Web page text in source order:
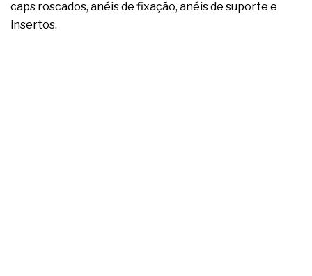
caps roscados, anéis de fixação, anéis de suporte e
insertos.